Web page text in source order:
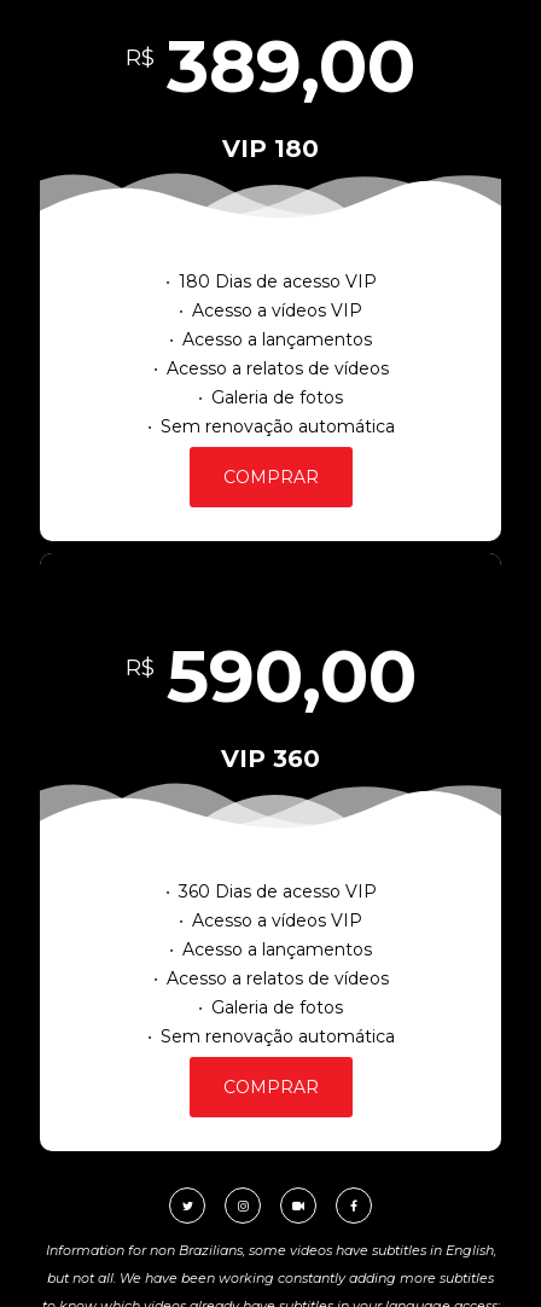
R$ 389,00
VIP 180
180 Dias de acesso VIP
Acesso a vídeos VIP
Acesso a lançamentos
Acesso a relatos de vídeos
Galeria de fotos
Sem renovação automática
COMPRAR
R$ 590,00
VIP 360
360 Dias de acesso VIP
Acesso a vídeos VIP
Acesso a lançamentos
Acesso a relatos de vídeos
Galeria de fotos
Sem renovação automática
COMPRAR
Information for non Brazilians, some videos have subtitles in English,
but not all. We have been working constantly adding more subtitles